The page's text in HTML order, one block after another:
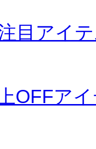
目アイ
OFFア